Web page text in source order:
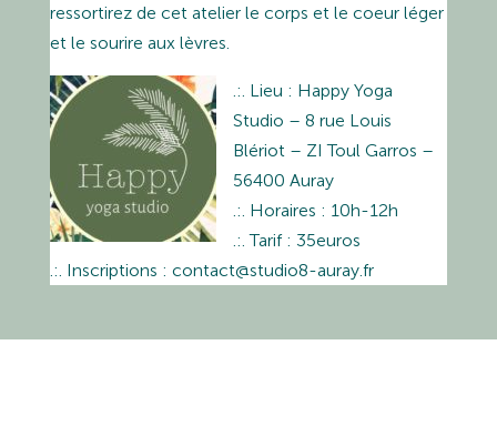
ressortirez de cet atelier le corps et le coeur léger
et le sourire aux lèvres.
.:. Lieu : Happy Yoga
Studio – 8 rue Louis
Blériot – ZI Toul Garros –
56400 Auray
.:. Horaires : 10h-12h
.:. Tarif : 35euros
.:. Inscriptions : contact@studio8-auray.fr